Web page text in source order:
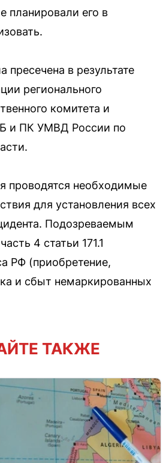
планировали его в
пресечена в результате
регионального
комитета и
и ПК УМВД России по
проводятся необходимые
для установления всех
Подозреваемым
4 статьи 171.1
РФ (приобретение,
и сбыт немаркированных
ТАКЖЕ